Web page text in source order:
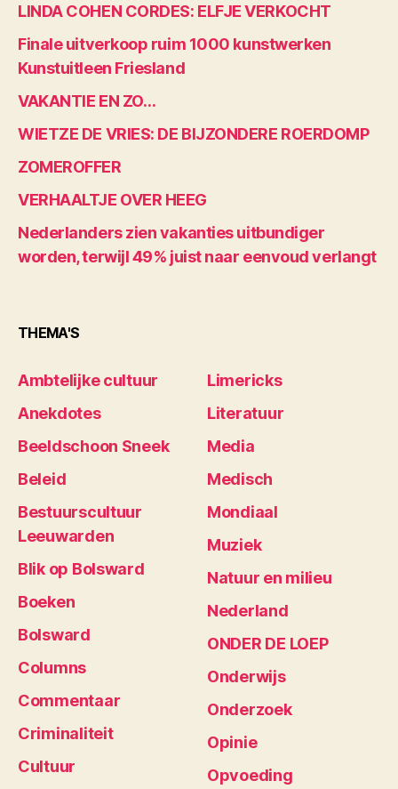
LINDA COHEN CORDES: ELFJE VERKOCHT
Finale uitverkoop ruim 1000 kunstwerken
Kunstuitleen Friesland
VAKANTIE EN ZO…
WIETZE DE VRIES: DE BIJZONDERE ROERDOMP
ZOMEROFFER
VERHAALTJE OVER HEEG
Nederlanders zien vakanties uitbundiger
worden, terwijl 49% juist naar eenvoud verlangt
THEMA'S
Ambtelijke cultuur
Anekdotes
Beeldschoon Sneek
Beleid
Bestuurscultuur
Leeuwarden
Blik op Bolsward
Boeken
Bolsward
Columns
Commentaar
Criminaliteit
Cultuur
Limericks
Literatuur
Media
Medisch
Mondiaal
Muziek
Natuur en milieu
Nederland
ONDER DE LOEP
Onderwijs
Onderzoek
Opinie
Opvoeding